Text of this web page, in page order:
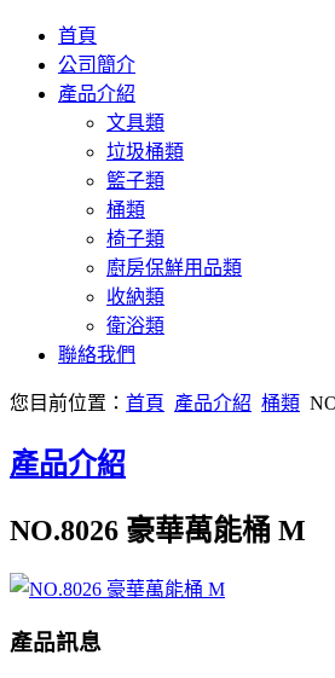
首頁
公司簡介
產品介紹
文具類
垃圾桶類
籃子類
桶類
椅子類
廚房保鮮用品類
收納類
衛浴類
聯絡我們
您目前位置： 首頁 產品介紹 桶類
產品介紹
NO.8026 豪華萬能桶 M
產品訊息